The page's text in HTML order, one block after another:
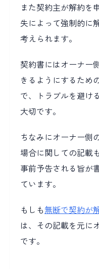
また契約主が解約を
失によって強制的に
考えられます。
契約書にはオーナー
きるようにするため
で、トラブルを避け
大切です。
ちなみにオーナー側
場合に関しての記載
事前予告される旨が
ています。
もしも無断で契約が
は、その記載を元に
です。